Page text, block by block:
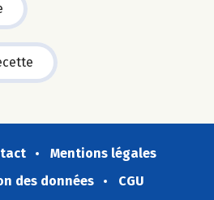
Mentions légales
des données
CGU